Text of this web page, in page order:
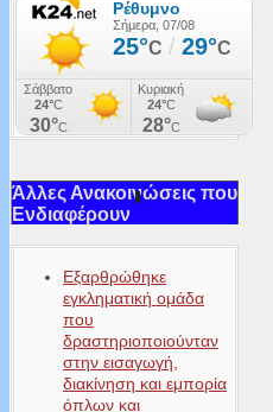
Άλλες Ανακοινώσεις που
Ενδιαφέρουν
Εξαρθρώθηκε
εγκληματική ομάδα
που
δραστηριοποιούνταν
στην εισαγωγή,
διακίνηση και εμπορία
όπλων και